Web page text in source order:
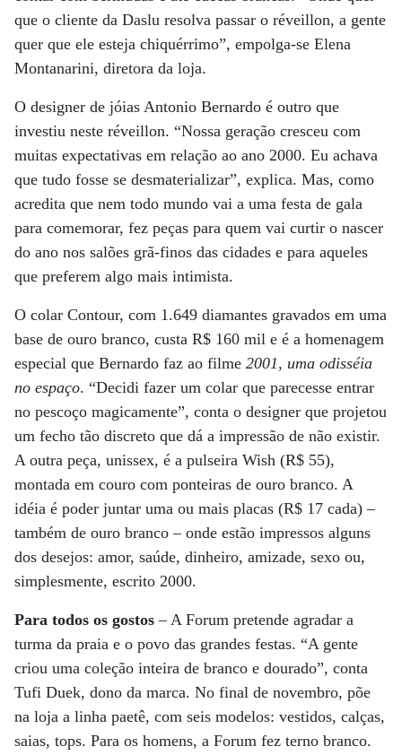
que o cliente da Daslu resolva passar o réveillon, a gente
quer que ele esteja chiquérrimo”, empolga-se Elena
Montanarini, diretora da loja.
O designer de jóias Antonio Bernardo é outro que
investiu neste réveillon. “Nossa geração cresceu com
muitas expectativas em relação ao ano 2000. Eu achava
que tudo fosse se desmaterializar”, explica. Mas, como
acredita que nem todo mundo vai a uma festa de gala
para comemorar, fez peças para quem vai curtir o nascer
do ano nos salões grã-finos das cidades e para aqueles
que preferem algo mais intimista.
O colar Contour, com 1.649 diamantes gravados em uma
base de ouro branco, custa R$ 160 mil e é a homenagem
especial que Bernardo faz ao filme 2001, uma odisséia
no espaço. “Decidi fazer um colar que parecesse entrar
no pescoço magicamente”, conta o designer que projetou
um fecho tão discreto que dá a impressão de não existir.
A outra peça, unissex, é a pulseira Wish (R$ 55),
montada em couro com ponteiras de ouro branco. A
idéia é poder juntar uma ou mais placas (R$ 17 cada) –
também de ouro branco – onde estão impressos alguns
dos desejos: amor, saúde, dinheiro, amizade, sexo ou,
simplesmente, escrito 2000.
Para todos os gostos – A Forum pretende agradar a
turma da praia e o povo das grandes festas. “A gente
criou uma coleção inteira de branco e dourado”, conta
Tufi Duek, dono da marca. No final de novembro, põe
na loja a linha paetê, com seis modelos: vestidos, calças,
saias, tops. Para os homens, a Forum fez terno branco.